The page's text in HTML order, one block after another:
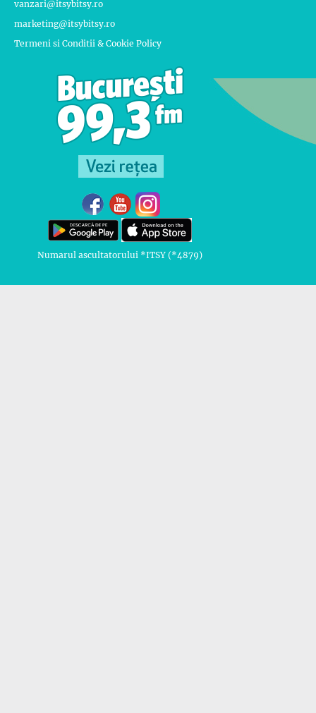
vanzari@itsybitsy.ro
marketing@itsybitsy.ro
Termeni si Conditii & Cookie Policy
Numarul ascultatorului *ITSY (*4879)